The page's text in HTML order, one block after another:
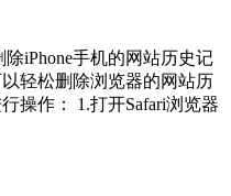
iPhone手机的网站历史记
轻松删除浏览器的网站历
操作： 1.打开Safari浏览器